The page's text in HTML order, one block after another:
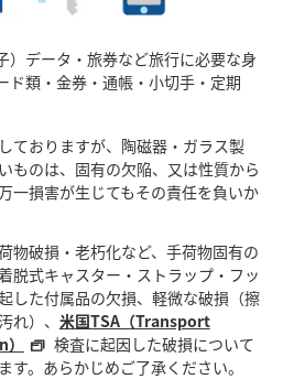
）データ・旅券など旅行に必要な身
ド類・金券・通帳・小切手・定期
ておりますが、陶磁器・ガラス製
ものは、固有の欠陥、又は性質から
一損害が生じてもその責任を負いか
物破損・老朽化など、手荷物固有の
脱式キャスター・ストラップ・フッ
した付属品の欠損、軽微な破損（擦
れ）、 米国TSA（Transport
検査に起因した破損について
す。あらかじめご了承ください。